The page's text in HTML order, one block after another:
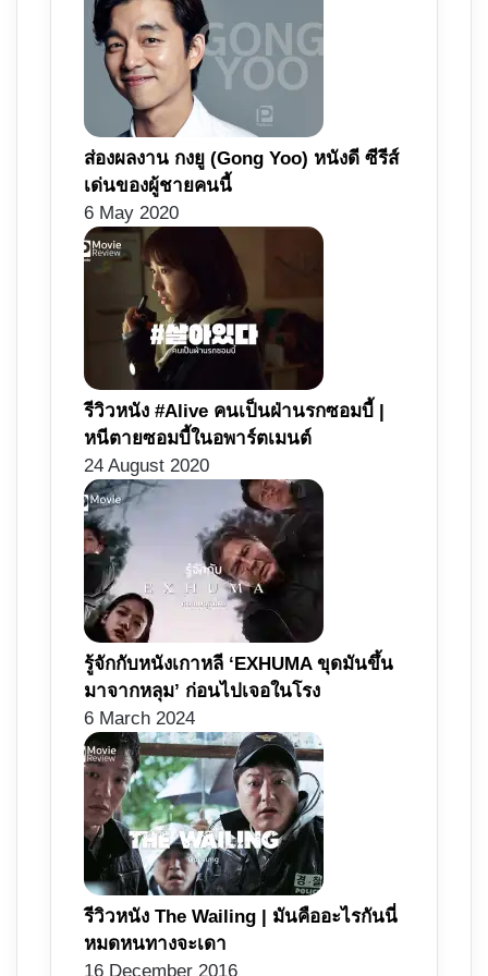
ส่องผลงาน กงยู (Gong Yoo) หนังดี ซีรีส์
เด่นของผู้ชายคนนี้
6 May 2020
รีวิวหนัง #Alive คนเป็นฝ่านรกซอมบี้ |
หนีตายซอมบี้ในอพาร์ตเมนต์
24 August 2020
รู้จักกับหนังเกาหลี ‘EXHUMA ขุดมันขึ้น
มาจากหลุม’ ก่อนไปเจอในโรง
6 March 2024
รีวิวหนัง The Wailing | มันคืออะไรกันนี่
หมดหนทางจะเดา
16 December 2016